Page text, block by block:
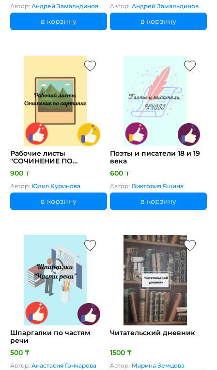
Автор: Андрей Замальдинов
в корзину
Автор: Андрей Замальдинов
в корзину
Рабочие листы
"СОЧИНЕНИЕ ПО
КАРТИНЕ"
900 ₸
Автор: Юлия Куринова
в корзину
Поэты и писатели 18 и 19
века
600 ₸
Автор: Виктория Яшина
в корзину
Шпаргалки по частям
речи
500 ₸
Автор: Анастасия Гончарова
Читательский дневник
1500 ₸
Автор: Марина Земцова